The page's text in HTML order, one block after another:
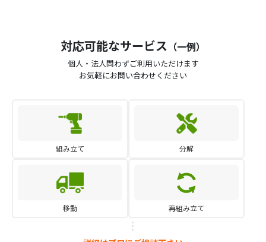
対応可能なサービス （一例）
個人・法人問わずご利用いただけます
お気軽にお問い合わせください
組み立て 分解
移動 再組み立て